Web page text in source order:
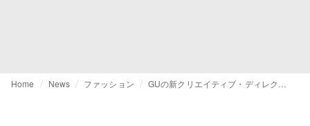
Home News ファッション